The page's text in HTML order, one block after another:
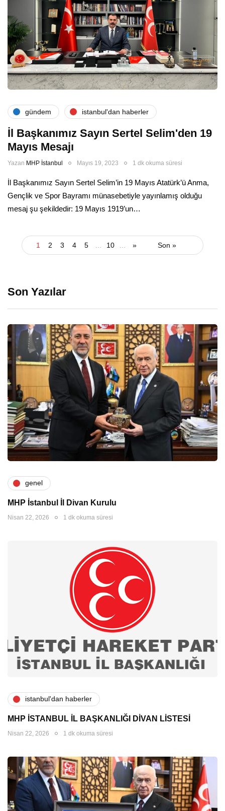
gündem i̇stanbul'dan haberler
İl Başkanımız Sayın Sertel Selim'den 19
Mayıs Mesajı
Yazan MHP İstanbul Mayıs 19, 2023 1 dk okuma süresi
İl Başkanımız Sayın Sertel Selim’in 19 Mayıs Atatürk’ü Anma,
Gençlik ve Spor Bayramı münasebetiyle yayınlamış olduğu
mesaj şu şekildedir: 19 Mayıs 1919’un…
1 2 3 4 5 ... 10 ... » Son »
Son Yazılar
genel
MHP İstanbul İl Divan Kurulu
Nisan 22, 2026 1 dk okuma süresi
i̇stanbul'dan haberler
MHP İSTANBUL İL BAŞKANLIĞI DİVAN LİSTESİ
Nisan 22, 2026 1 dk okuma süresi